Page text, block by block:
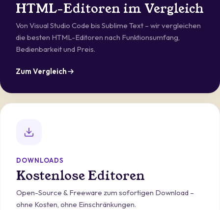
HTML-Editoren im Vergleich
Von Visual Studio Code bis Sublime Text – wir vergleichen
die besten HTML-Editoren nach Funktionsumfang,
Bedienbarkeit und Preis.
Zum Vergleich
DOWNLOADS
Kostenlose Editoren
Open-Source & Freeware zum sofortigen Download –
ohne Kosten, ohne Einschränkungen.